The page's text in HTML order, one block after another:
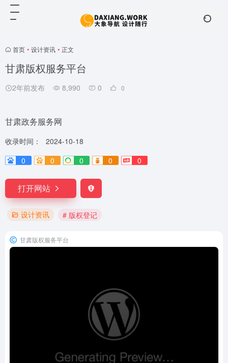
首页 • 设计资讯 • 正文
甘肃版权服务平台
2年前发布 8,990 0 0
甘肃政务服务网
收录时间：
2024-10-18
0
0 0 0 0
打开网站
设计资讯 # 版权登记
甘肃版权服务平台